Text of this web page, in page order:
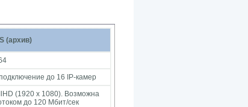
(архив)
до 16 IP-камер
(1920 x 1080). Возможна
до 120 Мбит/сек